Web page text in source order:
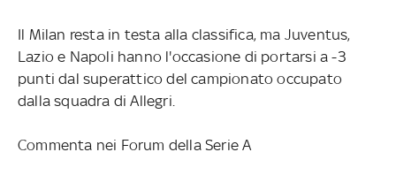
Il Milan resta in testa alla classifica, ma Juventus,
Lazio e Napoli hanno l'occasione di portarsi a -3
punti dal superattico del campionato occupato
dalla squadra di Allegri.
Commenta nei Forum della Serie A